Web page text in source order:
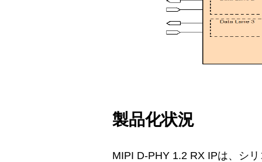
製品化状況
MIPI D-PHY 1.2 RX IPは、シ